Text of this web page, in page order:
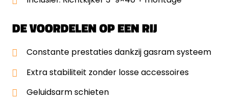
DE VOORDELEN OP EEN RIJ
Constante prestaties dankzij gasram systeem
Extra stabiliteit zonder losse accessoires
Geluidsarm schieten